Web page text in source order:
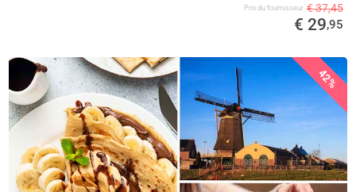
Prix ​​du fournisseur € 37,45
€ 29,95
42%